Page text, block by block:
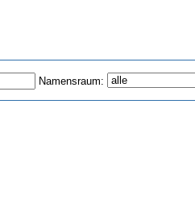
Namensraum: